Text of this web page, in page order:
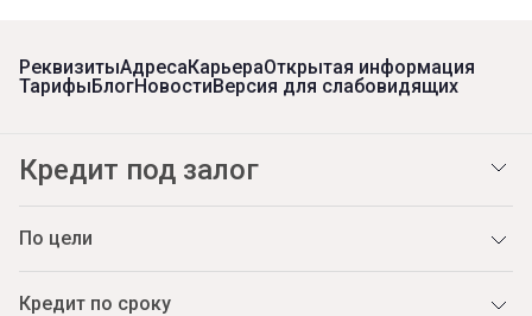
РеквизитыАдресаКарьераОткрытая информация
ТарифыБлогНовостиВерсия для слабовидящих
Кредит под залог
По цели
Кредит по сроку